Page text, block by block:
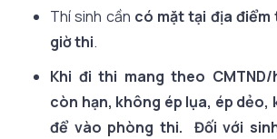
Thí sinh cần có mặt tại địa
giờ thi.
Khi đi thi mang theo CMTND/
còn hạn, không ép lụa, ép
để vào phòng thi. Đối với